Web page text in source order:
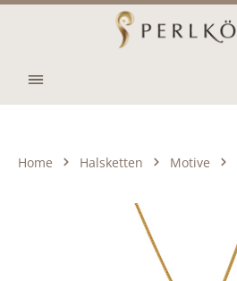
Zum Hauptinhalt springen
Home Halsketten Motive
Bildergalerie überspringen